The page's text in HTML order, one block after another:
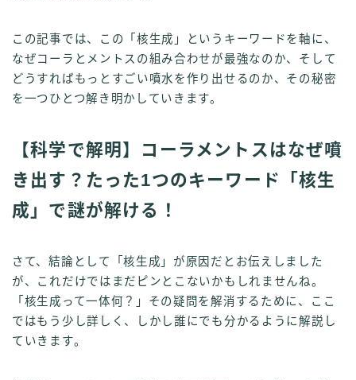
この記事では、この「核生成」というキーワードを軸に、
なぜコーラとメントスの組み合わせが最強なのか、そして
どうすればもっとすごい噴水を作り出せるのか、その秘密
を一つひとつ解き明かしていきます。
【科学で解明】コーラメントスはなぜ噴
き出す？たった1つのキーワード「核生
成」で謎が解ける！
さて、結論として「核生成」が原因だとお伝えしました
が、これだけではまだピンとこないかもしれませんね。
「核生成って一体何？」その疑問を解消するために、ここ
ではもう少し詳しく、しかし誰にでも分かるように解説し
ていきます。